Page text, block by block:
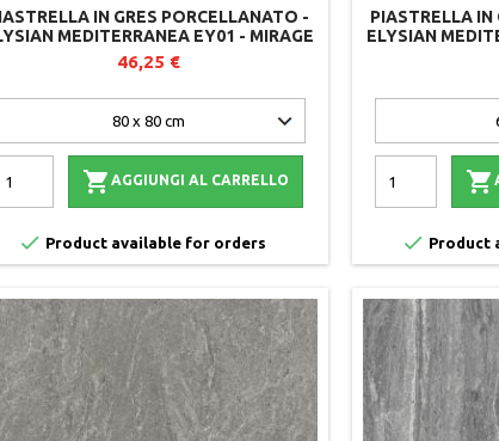
IN GRES PORCELLANATO -
MEDITERRANEA EY01 - MIRAGE
46,25 €
 AGGIUNGI AL CARRELLO
 Product available for orders
PIASTRELLA IN
ELYSIAN

 Product